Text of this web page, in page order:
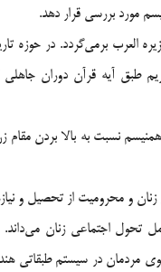
مورد بررسي قرار دهد.
العرب برمي‌گردد. در حوزه
طبق آيه قرآن دوران جاهلي
نسبت به بالا بردن مقام
زنان و محروميت از تحصيل و
تحول اجتماعي زنان مي‌داند.
مردمان در سيستم طبقاتي